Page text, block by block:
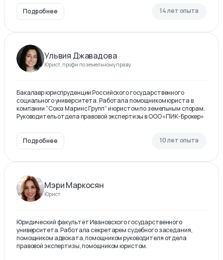
Подробнее 14 лет опыта
Ульвия Джавадова
Юрист, профи по земельному праву
Бакалавр юриспруденции Российского государственного
социального университета. Работала помощником юриста в
компании “Союз Маринс Групп” и юристом по земельным спорам.
Руководитель отдела правовой экспертизы в ООО «ПИК-Брокер»
Подробнее 10 лет опыта
Мэри Маркосян
Юрист
Юридический факультет Ивановского государственного
университета. Работала секретарем судебного заседания,
помощником адвоката, помощником руководителя отдела
правовой экспертизы, помощником юристом.